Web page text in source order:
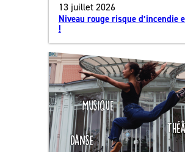
13 juillet 2026
Niveau rouge risque d’incendie
!